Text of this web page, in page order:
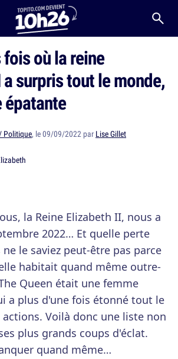
fois où la reine
surpris tout le monde,
épatante
Politique, le 09/09/2022 par Lise Gillet
la Reine Elizabeth II, nous a
2022… Et quelle perte
ne le saviez peut-être pas parce
habitait quand même outre-
Queen était une femme
a plus d'une fois étonné tout le
Voilà donc une liste non
plus grands coups d'éclat.
quand même…